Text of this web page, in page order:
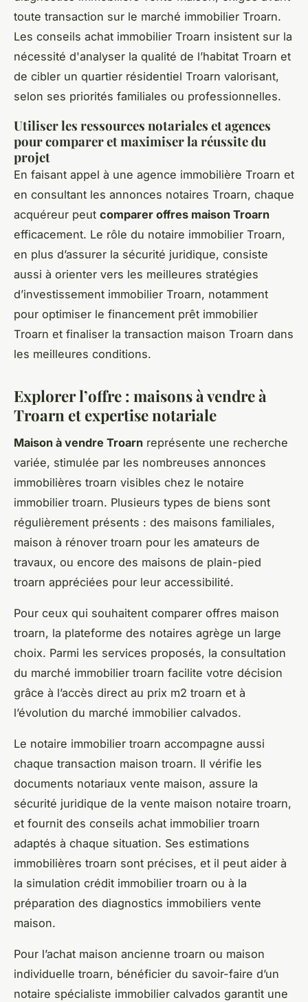
toute transaction sur le marché immobilier Troarn.
Les conseils achat immobilier Troarn insistent sur la
nécessité d'analyser la qualité de l’habitat Troarn et
de cibler un quartier résidentiel Troarn valorisant,
selon ses priorités familiales ou professionnelles.
Utiliser les ressources notariales et agences
pour comparer et maximiser la réussite du
projet
En faisant appel à une agence immobilière Troarn et
en consultant les annonces notaires Troarn, chaque
acquéreur peut comparer offres maison Troarn
efficacement. Le rôle du notaire immobilier Troarn,
en plus d’assurer la sécurité juridique, consiste
aussi à orienter vers les meilleures stratégies
d’investissement immobilier Troarn, notamment
pour optimiser le financement prêt immobilier
Troarn et finaliser la transaction maison Troarn dans
les meilleures conditions.
Explorer l’offre : maisons à vendre à
Troarn et expertise notariale
Maison à vendre Troarn représente une recherche
variée, stimulée par les nombreuses annonces
immobilières troarn visibles chez le notaire
immobilier troarn. Plusieurs types de biens sont
régulièrement présents : des maisons familiales,
maison à rénover troarn pour les amateurs de
travaux, ou encore des maisons de plain-pied
troarn appréciées pour leur accessibilité.
Pour ceux qui souhaitent comparer offres maison
troarn, la plateforme des notaires agrège un large
choix. Parmi les services proposés, la consultation
du marché immobilier troarn facilite votre décision
grâce à l’accès direct au prix m2 troarn et à
l’évolution du marché immobilier calvados.
Le notaire immobilier troarn accompagne aussi
chaque transaction maison troarn. Il vérifie les
documents notariaux vente maison, assure la
sécurité juridique de la vente maison notaire troarn,
et fournit des conseils achat immobilier troarn
adaptés à chaque situation. Ses estimations
immobilières troarn sont précises, et il peut aider à
la simulation crédit immobilier troarn ou à la
préparation des diagnostics immobiliers vente
maison.
Pour l’achat maison ancienne troarn ou maison
individuelle troarn, bénéficier du savoir-faire d’un
notaire spécialiste immobilier calvados garantit une